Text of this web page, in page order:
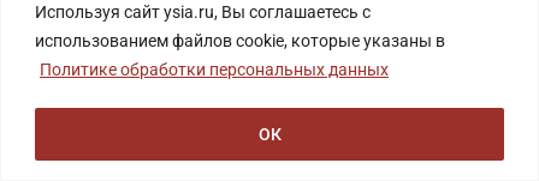
Используя сайт ysia.ru, Вы соглашаетесь с
использованием файлов cookie, которые указаны в
Политике обработки персональных данных
ОК